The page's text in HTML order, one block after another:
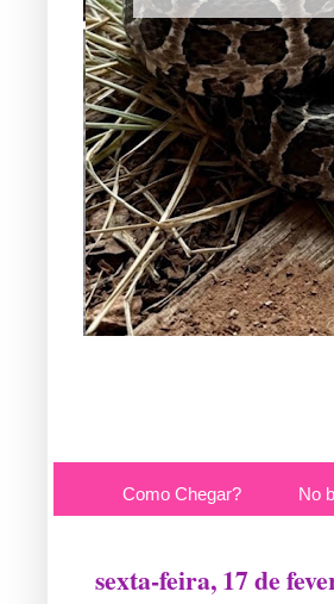
Como Chegar? No
sexta-feira, 17 de